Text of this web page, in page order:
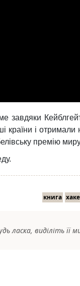
завдяки
країни і отримали
премію
книга
ласка, виділіть її